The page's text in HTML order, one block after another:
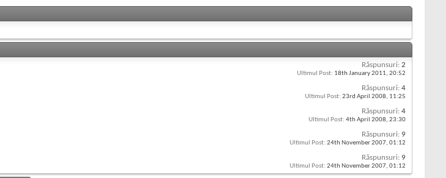
Răspunsuri: 2
Ultimul Post: 18th January 2011, 20:52
Răspunsuri: 4
Ultimul Post: 23rd April 2008, 11:25
Răspunsuri: 4
Ultimul Post: 4th April 2008, 23:30
Răspunsuri: 9
Ultimul Post: 24th November 2007, 01:12
Răspunsuri: 9
Ultimul Post: 24th November 2007, 01:12